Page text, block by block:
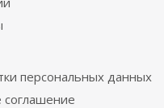
персональных данных
соглашение